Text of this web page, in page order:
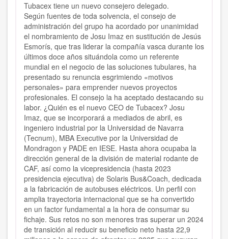
Tubacex tiene un nuevo consejero delegado.
Según fuentes de toda solvencia, el consejo de
administración del grupo ha acordado por unanimidad
el nombramiento de Josu Imaz en sustitución de Jesús
Esmorís, que tras liderar la compañía vasca durante los
últimos doce años situándola como un referente
mundial en el negocio de las soluciones tubulares, ha
presentado su renuncia esgrimiendo «motivos
personales» para emprender nuevos proyectos
profesionales. El consejo la ha aceptado destacando su
labor. ¿Quién es el nuevo CEO de Tubacex? Josu
Imaz, que se incorporará a mediados de abril, es
ingeniero industrial por la Universidad de Navarra
(Tecnum), MBA Executive por la Universidad de
Mondragon y PADE en IESE. Hasta ahora ocupaba la
dirección general de la división de material rodante de
CAF, así como la vicepresidencia (hasta 2023
presidencia ejecutiva) de Solaris Bus&Coach, dedicada
a la fabricación de autobuses eléctricos. Un perfil con
amplia trayectoria internacional que se ha convertido
en un factor fundamental a la hora de consumar su
fichaje. Sus retos no son menores tras superar un 2024
de transición al reducir su beneficio neto hasta 22,9